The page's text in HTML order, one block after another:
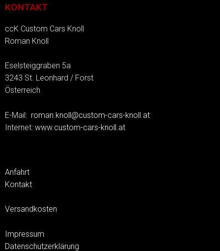
KONTAKT
ccK Custom Cars Knoll
Roman Knoll
Eselsteiggraben 5a
3243 St. Leonhard / Forst
Österreich
E-Mail: roman.knoll@custom-cars-knoll.at
Internet: www.custom-cars-knoll.at
Anfahrt
Kontakt
Versandkosten
Impressum
Datenschutzerklärung